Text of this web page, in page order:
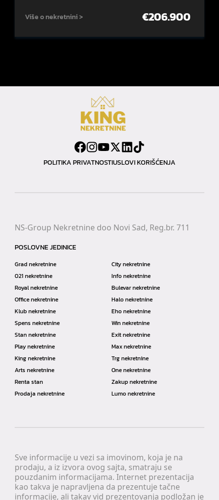
Više o nekretnini > €206.900
POLITIKA PRIVATNOSTIUSLOVI KORIŠĆENJA
Sve informacije u vezi sa imovinom, koja je na
prodaju, a iz izvora ovog sajta, smatraju se
pouzdanim informacijama. Internet prezentacija
kao takva je napravljena da prezentuje tačne
informacije, ali takav vid prezentovanja podložan je
NS-Group Nekretnine doo Novi Sad, Reg.br. 711
POSLOVNE JEDINICE
Grad nekretnine
City nekretnine
021 nekretnine
Info nekretnine
Royal nekretnine
Bulevar nekretnine
Office nekretnine
Halo nekretnine
Klub nekretnine
Eho nekretnine
Spens nekretnine
Win nekretnine
Stan nekretnine
Exit nekretnine
Play nekretnine
Max nekretnine
King nekretnine
Trg nekretnine
Arts nekretnine
One nekretnine
Renta stan
Zakup nekretnine
Prodaja nekretnine
Lumo nekretnine